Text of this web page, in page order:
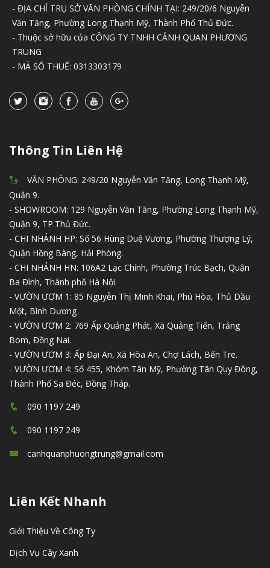
- ĐỊA CHỈ TRỤ SỞ VĂN PHÒNG CHÍNH TẠI: 249/20/6 Nguyễn
Văn Tăng, Phường Long Thạnh Mỹ, Thành Phố Thủ Đức.
- Thuộc sở hữu của CÔNG TY TNHH CẢNH QUAN PHƯƠNG
TRUNG
- MÃ SỐ THUẾ: 0313303179
Thông Tin Liên Hệ
VĂN PHÒNG: 249/20 Nguyễn Văn Tăng, Long Thạnh Mỹ,
Quận 9.
- SHOWROOM: 129 Nguyễn Văn Tăng, Phường Long Thạnh Mỹ,
Quận 9, TP.Thủ Đức.
- CHI NHÁNH HP: Số 56 Hùng Duệ Vương, Phường Thượng Lý,
Quận Hồng Bàng, Hải Phòng.
- CHI NHÁNH HN: 106A2 Lạc Chính, Phường Trúc Bạch, Quận
Ba Đình, Thành phố Hà Nội.
- VƯỜN ƯƠM 1: 85 Nguyễn Thị Minh Khai, Phú Hòa, Thủ Dầu
Một, Bình Dương
- VƯỜN ƯƠM 2: 769 Ấp Quảng Phát, Xã Quảng Tiến, Trảng
Bom, Đồng Nai.
- VƯỜN ƯƠM 3: Ấp Đại An, Xã Hòa An, Chợ Lách, Bến Tre.
- VƯỜN ƯƠM 4: Số 455, Khóm Tân Mỹ, Phường Tân Quy Đông,
Thành Phố Sa Đéc, Đồng Tháp.
090 1197 249
090 1197 249
canhquanphuongtrung@gmail.com
Liên Kết Nhanh
Giới Thiệu Về Công Ty
Dịch Vụ Cây Xanh